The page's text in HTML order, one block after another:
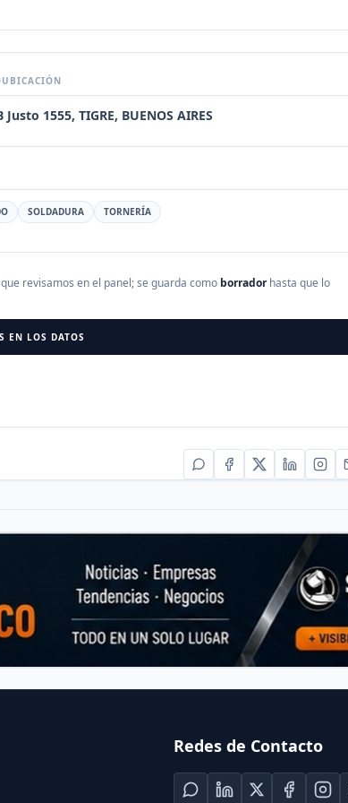
UBICACIÓN
Justo 1555, TIGRE, BUENOS AIRES
SOLDADURA TORNERÍA
revisamos en el panel; se guarda como borradorhasta que lo
EN LOS DATOS
Redes de Contacto